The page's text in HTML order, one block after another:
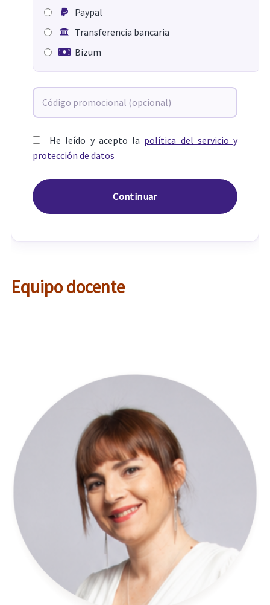
Paypal
Transferencia bancaria
Bizum
He leído y acepto la política del servicio y
protección de datos
Equipo docente